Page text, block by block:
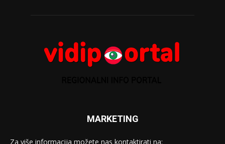
MARKETING
Za više informacija možete nas kontaktirati na: